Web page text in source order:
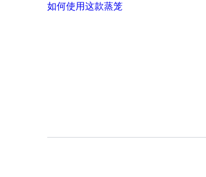
如何使用这款蒸笼